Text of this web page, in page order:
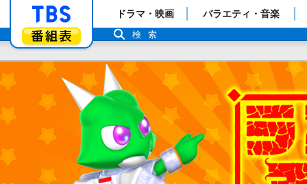
「TBSテレビ」トップページ
番組表
ドラマ・映画 バラエティ・音楽
検索